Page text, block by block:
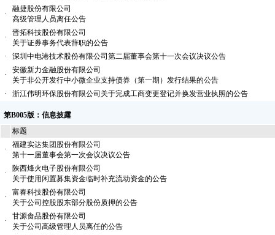
·
融捷股份有限公司
高级管理人员离任公告
·
晋拓科技股份有限公司
关于证券事务代表辞职的公告
·
深圳中电港技术股份有限公司第二届董事会第十一次会议决议公告
·
安徽新力金融股份有限公司
关于非公开发行中小微企业支持债券（第一期）发行结果的公告
·
浙江伟明环保股份有限公司关于完成工商变更登记并换发营业执照的公告
第B005版：信息披露
标题
·
福建实达集团股份有限公司
第十一届董事会第一次会议决议公告
·
陕西烽火电子股份有限公司
关于使用闲置募集资金临时补充流动资金的公告
·
富春科技股份有限公司
关于公司控股股东部分股份质押的公告
·
甘源食品股份有限公司
关于公司高级管理人员离任的公告